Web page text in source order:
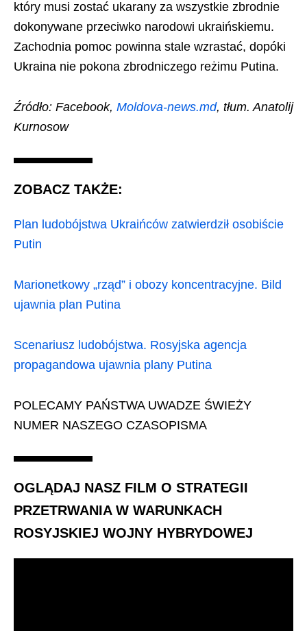
który musi zostać ukarany za wszystkie zbrodnie
dokonywane przeciwko narodowi ukraińskiemu.
Zachodnia pomoc powinna stale wzrastać, dopóki
Ukraina nie pokona zbrodniczego reżimu Putina.
Źródło: Facebook, Moldova-news.md, tłum. Anatolij
Kurnosow
ZOBACZ TAKŻE:
Plan ludobójstwa Ukraińców zatwierdził osobiście
Putin
Marionetkowy „rząd” i obozy koncentracyjne. Bild
ujawnia plan Putina
Scenariusz ludobójstwa. Rosyjska agencja
propagandowa ujawnia plany Putina
POLECAMY PAŃSTWA UWADZE ŚWIEŻY
NUMER NASZEGO CZASOPISMA
OGLĄDAJ NASZ FILM O STRATEGII
PRZETRWANIA W WARUNKACH
ROSYJSKIEJ WOJNY HYBRYDOWEJ